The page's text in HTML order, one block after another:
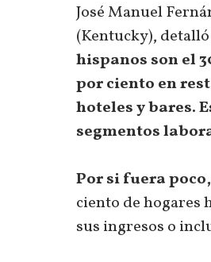
José Manuel
(Kentucky),
hispanos son el
por ciento en
hoteles y bares.
segmentos
Por si fuera
ciento de hogares
sus ingresos o